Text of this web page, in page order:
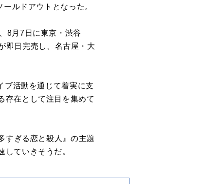
ルドアウトとなった。
8月7日に東京・渋谷
即日完売し、名古屋・大
ブ活動を通じて着実に支
存在として注目を集めて
すぎる恋と殺人』の主題
ていきそうだ。